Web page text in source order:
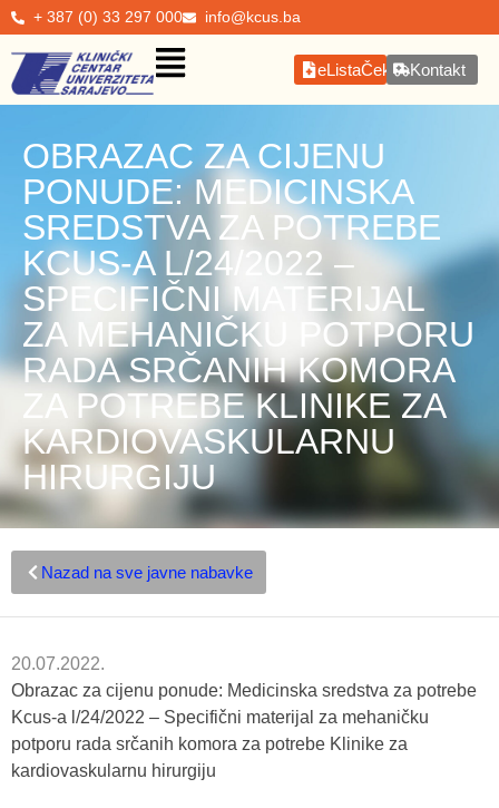
+ 387 (0) 33 297 000 info@kcus.ba
eListaČekanjaKontakt
OBRAZAC ZA CIJENU
PONUDE: MEDICINSKA
SREDSTVA ZA POTREBE
KCUS-A L/24/2022 –
SPECIFIČNI MATERIJAL
ZA MEHANIČKU POTPORU
RADA SRČANIH KOMORA
ZA POTREBE KLINIKE ZA
KARDIOVASKULARNU
HIRURGIJU
Nazad na sve javne nabavke
20.07.2022.
Obrazac za cijenu ponude: Medicinska sredstva za potrebe
Kcus-a l/24/2022 – Specifični materijal za mehaničku
potporu rada srčanih komora za potrebe Klinike za
kardiovaskularnu hirurgiju